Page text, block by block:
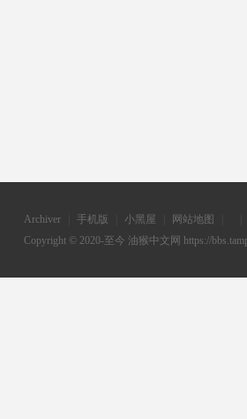
Archiver 手机版 小黑屋 网站地图
Copyright © 2020-至今 油猴中文网 https://